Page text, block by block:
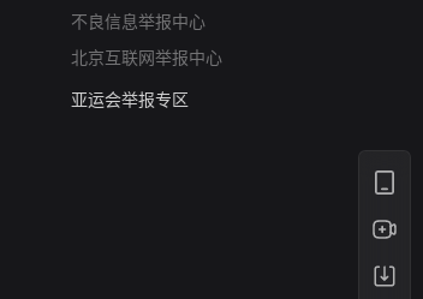
不良信息举报中心
北京互联网举报中心
算法推荐专项举报
亚运会举报专区